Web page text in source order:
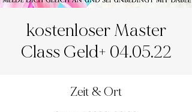
kostenloser Master
Class Geld+ 04.05.22
Zeit & Ort